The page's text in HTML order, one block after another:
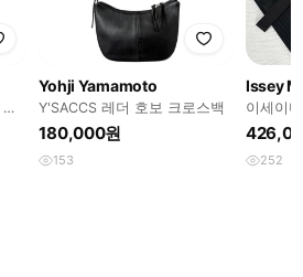
Yohji Yamamoto
Y'SACCS 레더 호보 크로스백
180,000원
153
Issey
이세이
신저백
252